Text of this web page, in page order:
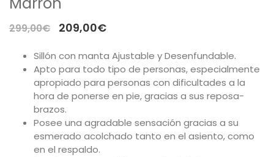
de 5 en
valoraciones
clientes
299,00€
El
original
era:
299,00€.
209,00€El
actual
es:
209,00€.
Sillón con manta Ajustable y Desenfundable.
Apto para todo tipo de personas, especialmente
apropiado para personas con dificultades a la
hora de ponerse en pie, gracias a sus reposa-
brazos.
Posee una agradable sensación gracias a su
esmerado acolchado tanto en el asiento, como
en el respaldo.